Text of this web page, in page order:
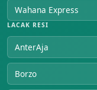
Wahana Express
LACAK RESI
AnterAja
Borzo